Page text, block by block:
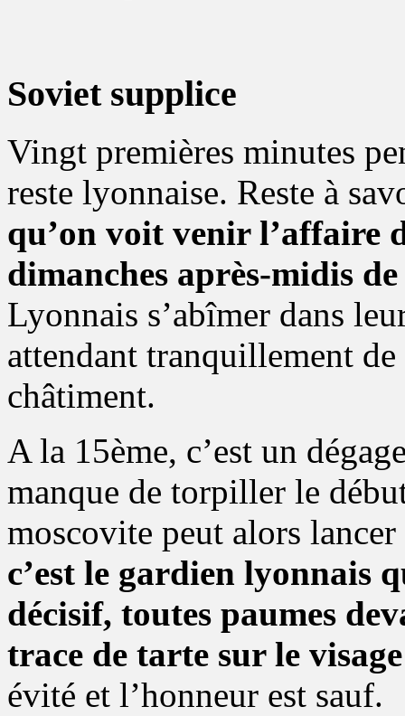
Soviet supplice
Vingt premières minutes
reste lyonnaise. Reste à
qu’on voit venir l’affaire
dimanches après-midis
Lyonnais s’abîmer dans
attendant tranquillement
châtiment.
A la 15ème, c’est un
manque de torpiller le
moscovite peut alors
c’est le gardien lyonnais
décisif, toutes paumes
trace de tarte sur le
évité et l’honneur est sauf.